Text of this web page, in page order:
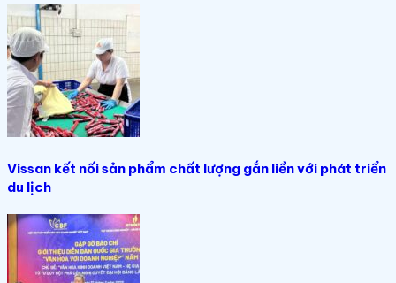
Vissan kết nối sản phẩm chất lượng gắn liền với phát triển
du lịch